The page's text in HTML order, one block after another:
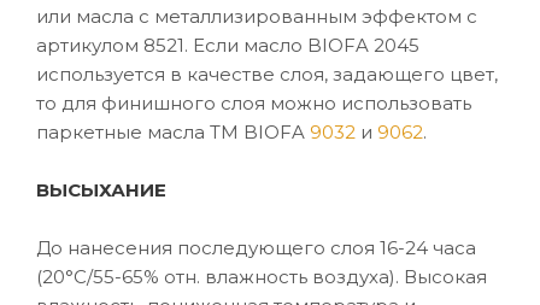
или масла с металлизированным эффектом с
артикулом 8521. Если масло BIOFA 2045
используется в качестве слоя, задающего цвет,
то для финишного слоя можно использовать
паркетные масла ТМ BIOFA 9032 и 9062.
ВЫСЫХАНИЕ
До нанесения последующего слоя 16-24 часа
(20°C/55-65% отн. влажность воздуха). Высокая